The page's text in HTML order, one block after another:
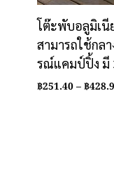
โต๊ะพับอลูมิเ
สามารถใช้กล
รณ์แคมป์ปิ้ง มี
฿251.40–฿